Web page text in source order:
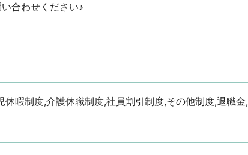
合わせください♪
暇制度,介護休職制度,社員割引制度,その他制度,退職金,